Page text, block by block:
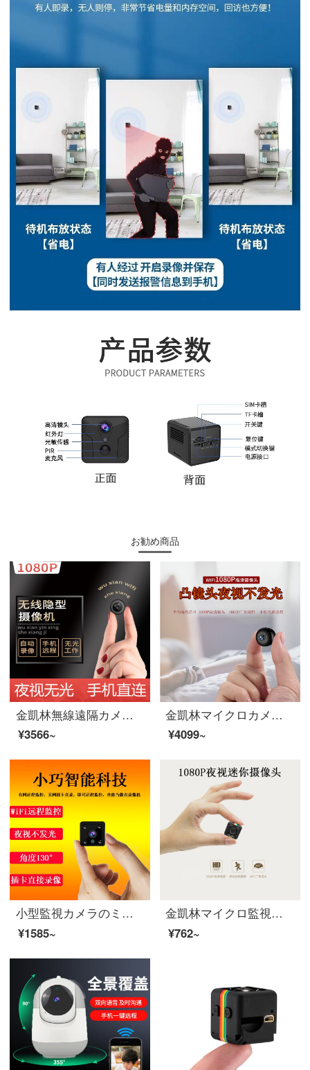
お勧め商品
金凱林無線遠隔カメラミニハイビジョン携帯電話wifi夜間テレビ隠し小型監視カメラインテリジェントネットワーク家庭用小型撮影ヘッド高清無線+32 G
¥3566~
金凱林マイクロカメラヘッド無線監視カメラ非表示小型夜間テレビミニ超小型モニター高精細カメラwifi携帯電話の遠隔ネットワーク記録計はメモリカードを付けません。
¥4099~
小型監視カメラのミニ小型無線小型小型小型小型小型小型小型の小型の小型の監視カメラの家庭用カメラの夜間テレビの高清の携帯電話の長距離のカメラの電池はプラグインフリーの1080 Pの無線+32 Gメモリカードを挿入します。
¥1585~
金凱林マイクロ監視針口空撮ヘッド高清微小家庭用カメラ夜視無線カメラミニ撮影ビデオ一体カメラの標準装備（メモリカードを含まない）
¥762~